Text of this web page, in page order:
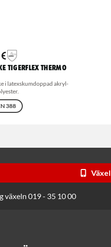
Tigerflex Thermo
i latexskumdoppad akryl-
388
Växel
växeln 019 - 35 10 00